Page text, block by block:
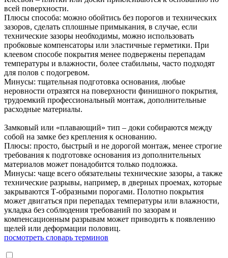
всей поверхности.
Плюсы способа: можно обойтись без порогов и технических
зазоров, сделать сплошные примыкания, в случае, если
технические зазоры необходимы, можно использовать
пробковые компенсаторы или эластичные герметики. При
клеевом способе покрытия менее подвержены перепадам
температуры и влажности, более стабильны, часто подходят
для полов с подогревом.
Минусы: тщательная подготовка основания, любые
неровности отразятся на поверхности финишного покрытия,
трудоемкий профессиональный монтаж, дополнительные
расходные материалы.
Замковый или «плавающий» тип – доки собираются между
собой на замке без крепления к основанию.
Плюсы: просто, быстрый и не дорогой монтаж, менее строгие
требования к подготовке основания из дополнительных
материалов может понадобится только подложка.
Минусы: чаще всего обязательны технические зазоры, а также
технические разрывы, например, в дверных проемах, которые
закрываются Т-образными порогами. Полотно покрытия
может двигаться при перепадах температуры или влажности,
укладка без соблюдения требований по зазорам и
компенсационным разрывам может приводить к появлению
щелей или деформации половиц.
посмотреть словарь терминов